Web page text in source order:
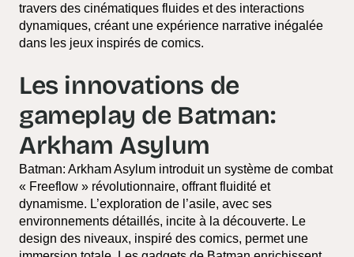
travers des cinématiques fluides et des interactions
dynamiques, créant une expérience narrative inégalée
dans les jeux inspirés de comics.
Les innovations de
gameplay de Batman:
Arkham Asylum
Batman: Arkham Asylum introduit un système de combat
« Freeflow » révolutionnaire, offrant fluidité et
dynamisme. L’exploration de l’asile, avec ses
environnements détaillés, incite à la découverte. Le
design des niveaux, inspiré des comics, permet une